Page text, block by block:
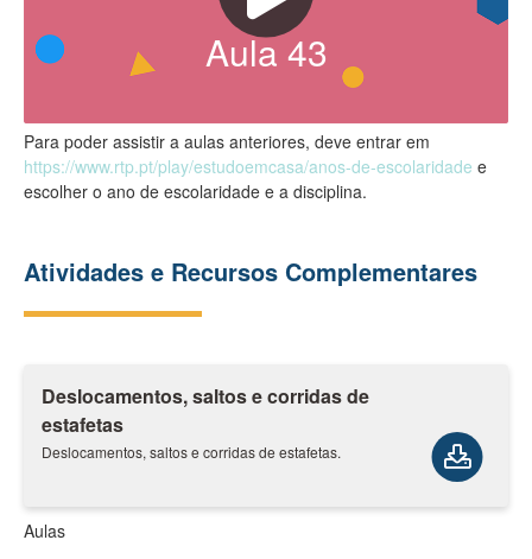
Aula43
Para poder assistir a aulas anteriores, deve entrar em
https://www.rtp.pt/play/estudoemcasa/anos-de-escolaridade e
escolher o ano de escolaridade e a disciplina.
Atividades e Recursos Complementares
Deslocamentos, saltos e corridas de
estafetas
Deslocamentos, saltos e corridas de estafetas.
Aulas